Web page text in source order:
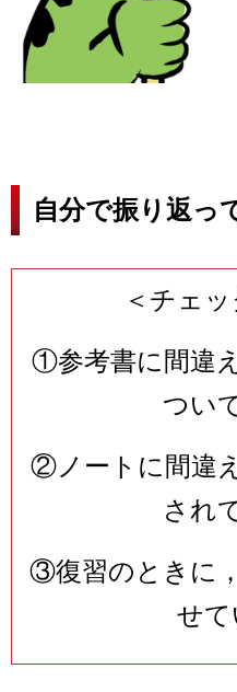
自分で振り返っ
＜チェ
①参考書に間違
つい
②ノートに間違
され
③復習のときに
せ